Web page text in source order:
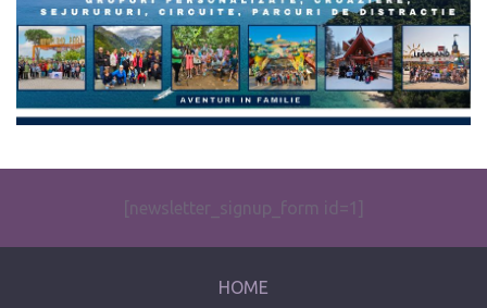
[newsletter_signup_form id=1]
HOME